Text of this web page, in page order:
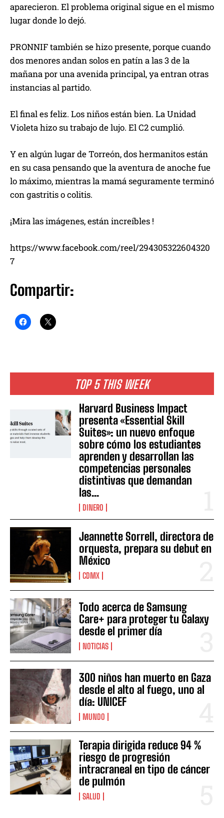
TOP 5 THIS WEEK
Harvard Business Impact
presenta «Essential Skill
Suites»: un nuevo enfoque
sobre cómo los estudiantes
aprenden y desarrollan las
competencias personales
distintivas que demandan
las...
DINERO
Jeannette Sorrell, directora de
orquesta, prepara su debut en
México
CDMX
Todo acerca de Samsung
Care+ para proteger tu Galaxy
desde el primer día
NOTICIAS
300 niños han muerto en Gaza
desde el alto al fuego, uno al
día: UNICEF
MUNDO
Terapia dirigida reduce 94 %
riesgo de progresión
intracraneal en tipo de cáncer
de pulmón
SALUD
aparecieron. El problema original sigue en el mismo
lugar donde lo dejó.
PRONNIF también se hizo presente, porque cuando
dos menores andan solos en patín a las 3 de la
mañana por una avenida principal, ya entran otras
instancias al partido.
El final es feliz. Los niños están bien. La Unidad
Violeta hizo su trabajo de lujo. El C2 cumplió.
Y en algún lugar de Torreón, dos hermanitos están
en su casa pensando que la aventura de anoche fue
lo máximo, mientras la mamá seguramente terminó
con gastritis o colitis.
¡Mira las imágenes, están increíbles !
https://www.facebook.com/reel/294305322604320
7
Compartir: